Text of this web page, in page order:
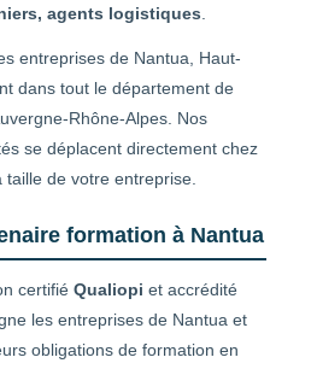
agents logistiques
entreprises de Nantua, Haut-
dans tout le département de
Rhône-Alpes. Nos
se déplacent directement chez
de votre entreprise.
formation à Nantua
certifié Qualiopi et accrédité
les entreprises de Nantua et
obligations de formation en